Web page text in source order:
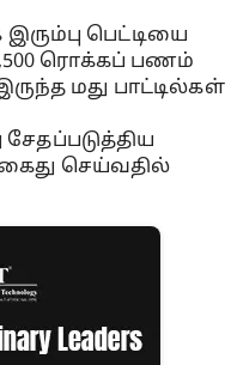
பெட்டியை
ரொக்கப் பணம்
மது பாட்டில்கள்
செய்வதில்